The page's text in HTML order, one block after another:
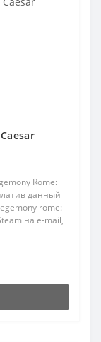
Rome:
данный
rome:
на e-mail,